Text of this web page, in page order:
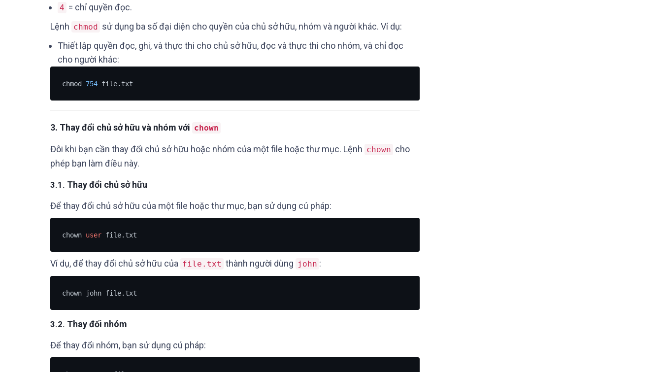
4 = chỉ quyền đọc.
Lệnh chmod sử dụng ba số đại diện cho quyền của chủ sở hữu, nhóm và người khác. Ví dụ:
Thiết lập quyền đọc, ghi, và thực thi cho chủ sở hữu, đọc và thực thi cho nhóm, và chỉ đọc
cho người khác:
chmod 754 file.txt
3. Thay đổi chủ sở hữu và nhóm với chown
Đôi khi bạn cần thay đổi chủ sở hữu hoặc nhóm của một file hoặc thư mục. Lệnh chown cho
phép bạn làm điều này.
3.1. Thay đổi chủ sở hữu
Để thay đổi chủ sở hữu của một file hoặc thư mục, bạn sử dụng cú pháp:
chown user file.txt
Ví dụ, để thay đổi chủ sở hữu của file.txt thành người dùng john :
chown john file.txt
3.2. Thay đổi nhóm
Để thay đổi nhóm, bạn sử dụng cú pháp: